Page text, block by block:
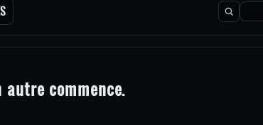
Rechercher :
commence.